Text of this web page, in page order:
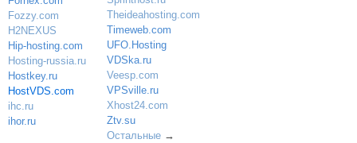
Fozzy.com
H2NEXUS
Hip-hosting.com
Hosting-russia.ru
Hostkey.ru
HostVDS.com
ihc.ru
ihor.ru
Theideahosting.com
Timeweb.com
UFO.Hosting
VDSka.ru
Veesp.com
VPSville.ru
Xhost24.com
Ztv.su
Остальные→